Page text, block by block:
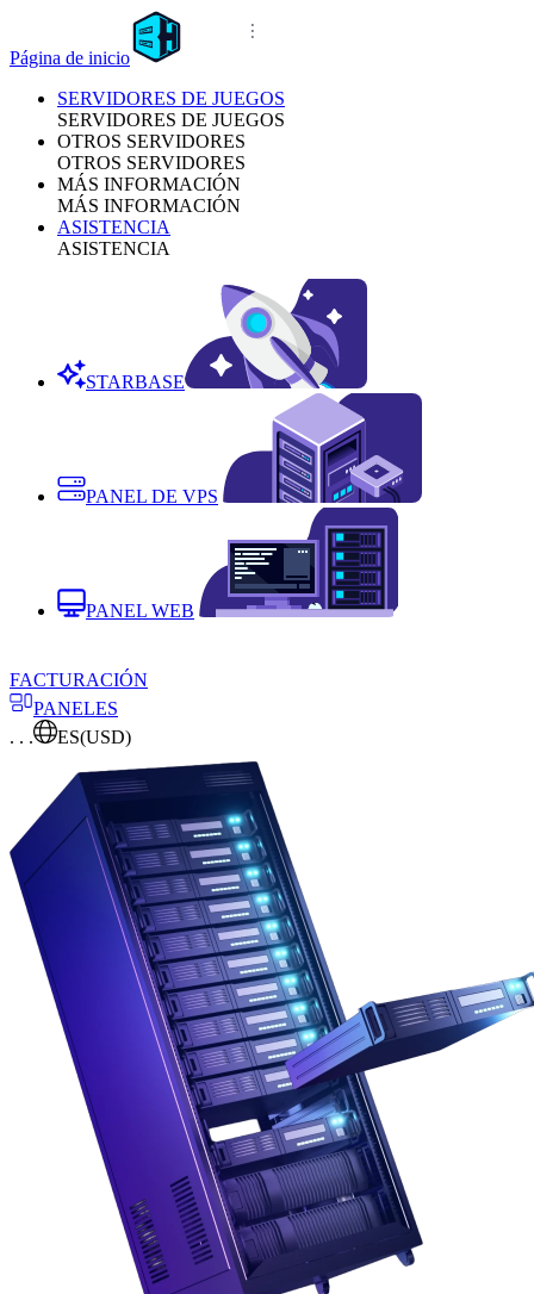
Página de inicio
SERVIDORES DE JUEGOS
SERVIDORES DE JUEGOS
OTROS SERVIDORES
OTROS SERVIDORES
MÁS INFORMACIÓN
MÁS INFORMACIÓN
ASISTENCIA
ASISTENCIA
STARBASE
PANEL DE VPS
PANEL WEB
FACTURACIÓN
PANELES
. . .
ES(USD)